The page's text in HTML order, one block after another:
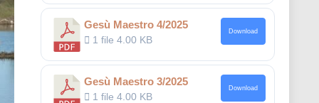
Gesù Maestro 4/2025
1 file4.00 KB
Download
Gesù Maestro 3/2025
1 file4.00 KB
Download